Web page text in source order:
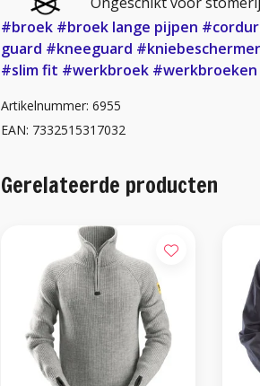
#broek #broek lange pijpen
guard #kneeguard
#slim fit #werkbroek #werkbroeken
Artikelnummer: 6955
EAN: 7332515317032
Gerelateerde producten